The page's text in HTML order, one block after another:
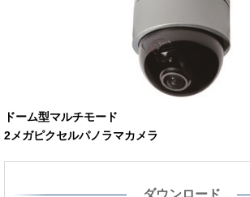
ドーム型マルチモード
2メガピクセルパノラマカメラ
ダウンロード